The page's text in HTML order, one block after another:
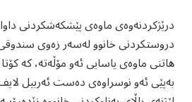
درێژکردنەوەی ماوەی پێشکەشکردنی
دروستکردنی خانوو لەسەر زەوی
بەپێی ئەو نوسراوەی دەست ئەربیل